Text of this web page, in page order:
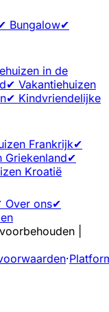
Bungalow✔
in de
✔ Vakantiehuizen
✔ Kindvriendelijke
Frankrijk✔
Griekenland✔
Kroatië
Over ons✔
|
·